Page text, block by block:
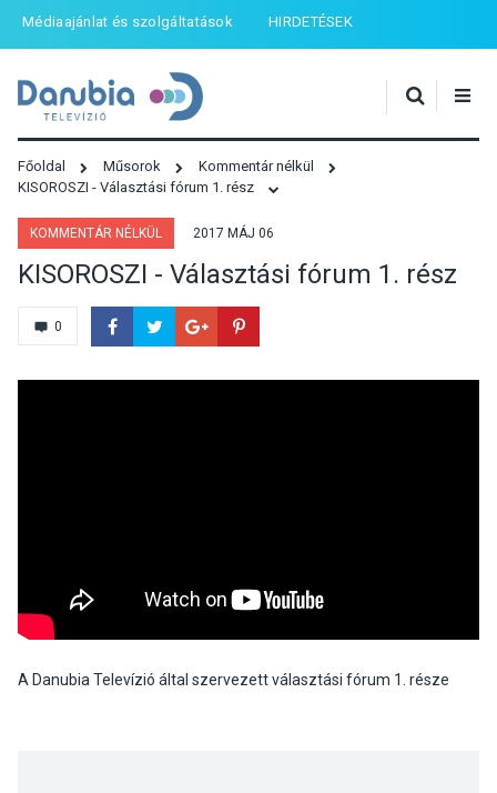
Médiaajánlat és szolgáltatások HIRDETÉSEK
Főoldal Műsorok
Kommentár nélkül
KISOROSZI - Választási fórum 1. rész
KOMMENTÁR NÉLKÜL 2017 MÁJ 06
KISOROSZI - Választási fórum 1. rész
0
A Danubia Televízió által szervezett választási fórum 1. része